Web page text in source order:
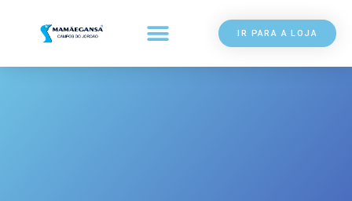
IR PARA A LOJA